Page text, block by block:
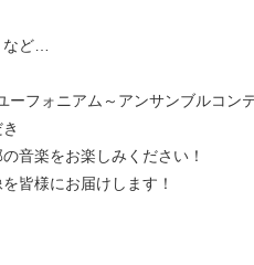
ど…
ーフォニアム～アンサンブルコン
音楽をお楽しみください！
皆様にお届けします！